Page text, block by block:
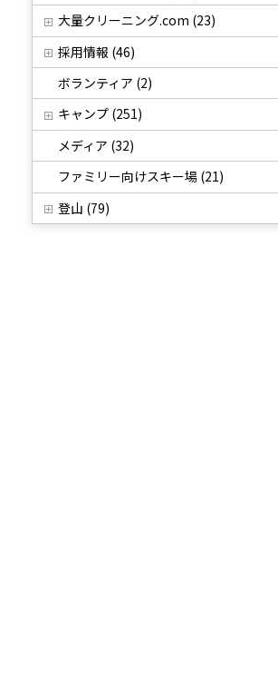
大量クリーニング.com (23)
採用情報 (46)
ボランティア (2)
キャンプ (251)
メディア (32)
ファミリー向けスキー場 (21)
登山 (79)